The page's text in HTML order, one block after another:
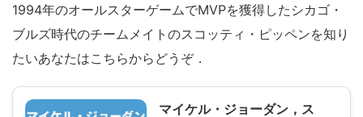
1994年のオールスターゲームでMVPを獲得したシカゴ・
ブルズ時代のチームメイトのスコッティ・ピッペンを知り
たいあなたはこちらからどうぞ．
マイケル・ジョーダン，ス